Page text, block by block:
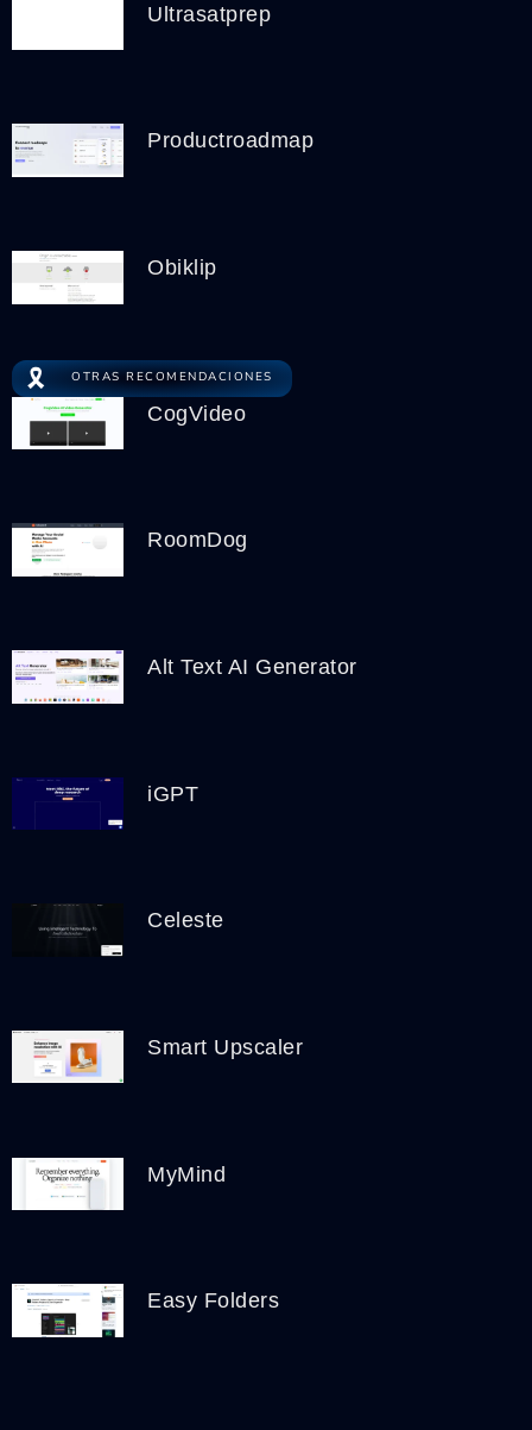
Ultrasatprep
Productroadmap
Obiklip
🎗️ OTRAS RECOMENDACIONES
CogVideo
RoomDog
Alt Text AI Generator
iGPT
Celeste
Smart Upscaler
MyMind
Easy Folders